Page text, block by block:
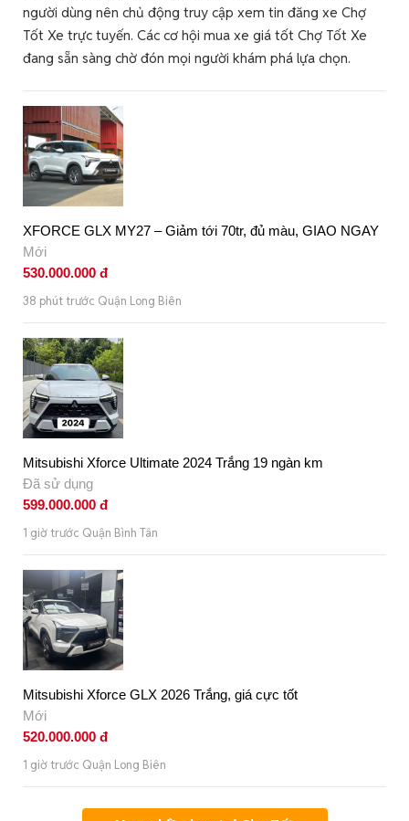
người dùng nên chủ động truy cập xem tin đăng xe Chợ
Tốt Xe trực tuyến. Các cơ hội mua xe giá tốt Chợ Tốt Xe
đang sẵn sàng chờ đón mọi người khám phá lựa chọn.
XFORCE GLX MY27 – Giảm tới 70tr, đủ màu, GIAO NGAY
Mới
530.000.000 đ
38 phút trước Quận Long Biên
Mitsubishi Xforce Ultimate 2024 Trắng 19 ngàn km
Đã sử dụng
599.000.000 đ
1 giờ trước Quận Bình Tân
Mitsubishi Xforce GLX 2026 Trắng, giá cực tốt
Mới
520.000.000 đ
1 giờ trước Quận Long Biên